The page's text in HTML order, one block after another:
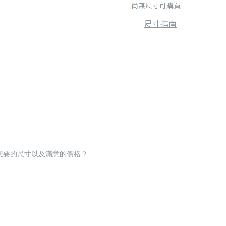
尚無尺寸可購買
尺寸指南
要的尺寸以及滿意的價格？